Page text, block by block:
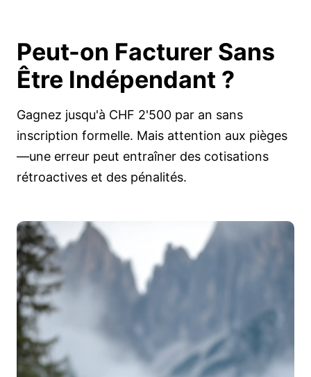
Peut-on Facturer Sans
Être Indépendant ?
Gagnez jusqu'à CHF 2'500 par an sans
inscription formelle. Mais attention aux pièges
—une erreur peut entraîner des cotisations
rétroactives et des pénalités.